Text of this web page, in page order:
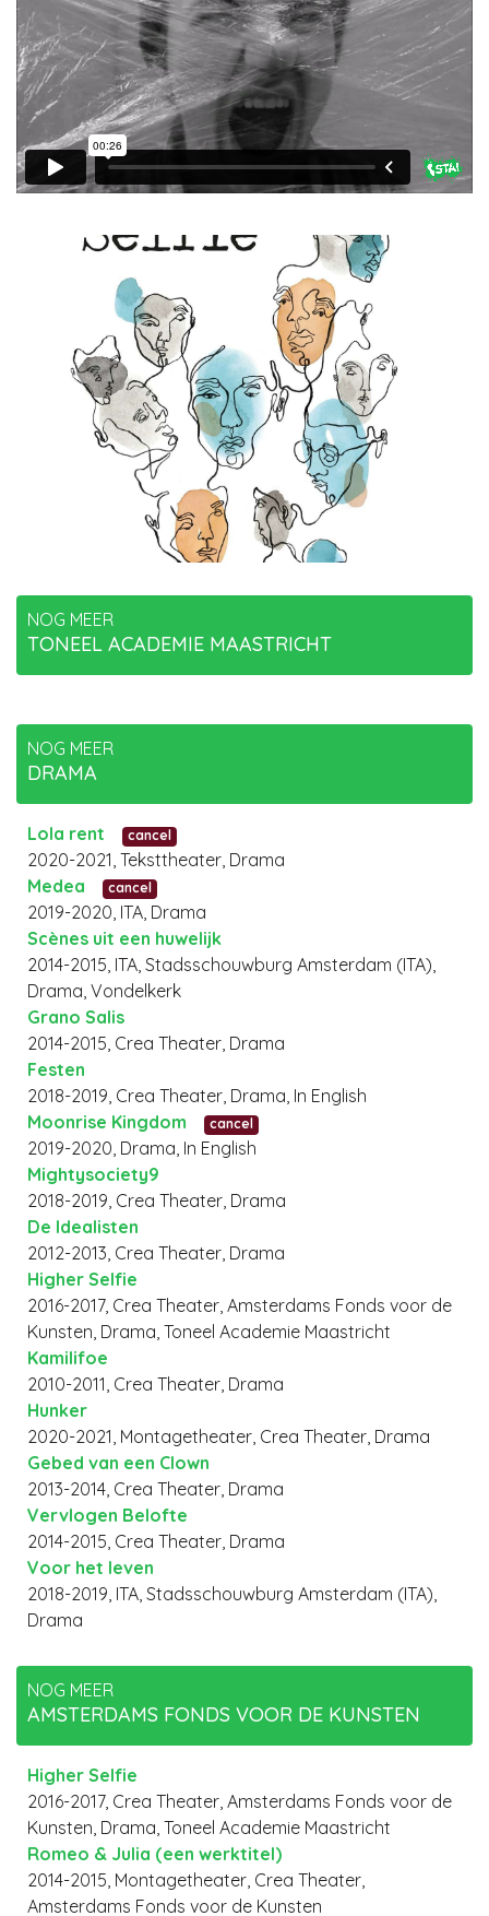
NOG MEER
TONEEL ACADEMIE MAASTRICHT
NOG MEER
DRAMA
Lola rent cancel
2020-2021, Teksttheater, Drama
Medea
cancel
2019-2020, ITA, Drama
Scènes uit een huwelijk
2014-2015, ITA, Stadsschouwburg Amsterdam (ITA),
Drama, Vondelkerk
Grano Salis
2014-2015, Crea Theater, Drama
Festen
2018-2019, Crea Theater, Drama, In English
Moonrise Kingdom
cancel
2019-2020, Drama, In English
Mightysociety9
2018-2019, Crea Theater, Drama
De Idealisten
2012-2013, Crea Theater, Drama
Higher Selfie
2016-2017, Crea Theater, Amsterdams Fonds voor de
Kunsten, Drama, Toneel Academie Maastricht
Kamilifoe
2010-2011, Crea Theater, Drama
Hunker
2020-2021, Montagetheater, Crea Theater, Drama
Gebed van een Clown
2013-2014, Crea Theater, Drama
Vervlogen Belofte
2014-2015, Crea Theater, Drama
Voor het leven
2018-2019, ITA, Stadsschouwburg Amsterdam (ITA),
Drama
NOG MEER
AMSTERDAMS FONDS VOOR DE KUNSTEN
Higher Selfie
2016-2017, Crea Theater, Amsterdams Fonds voor de
Kunsten, Drama, Toneel Academie Maastricht
Romeo & Julia (een werktitel)
2014-2015, Montagetheater, Crea Theater,
Amsterdams Fonds voor de Kunsten